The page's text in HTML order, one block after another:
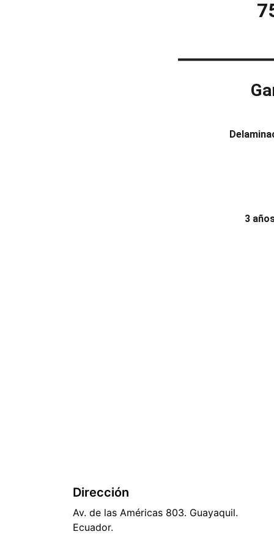
3
Dirección
Av. de las Américas 803. Guayaquil.
Ecuador.